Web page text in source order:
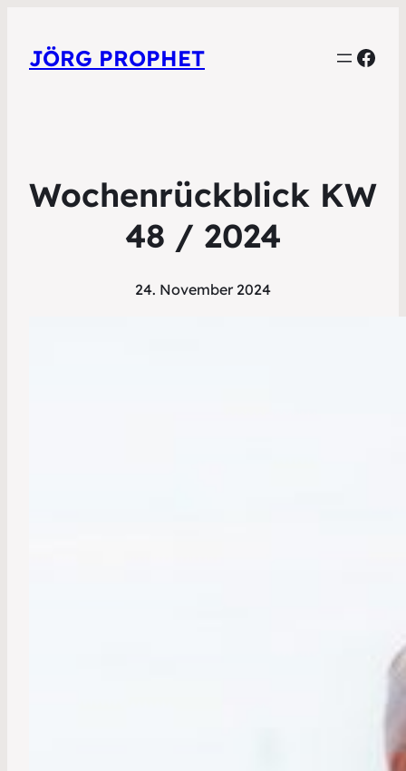
JÖRG PROPHET
Wochenrückblick KW
48 / 2024
24. November 2024